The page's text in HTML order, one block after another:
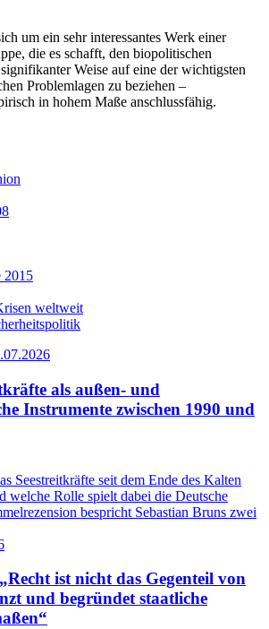
um ein sehr interessantes Werk einer
die es schafft, den biopolitischen
Weise auf eine der wichtigsten
Problemlagen zu beziehen –
in hohem Maße anschlussfähig.
2015
weltweit
als außen- und
Instrumente zwischen 1990 und
Seestreitkräfte seit dem Ende des Kalten
welche Rolle spielt dabei die Deutsche
bespricht Sebastian Bruns zwei
ist nicht das Gegenteil von
und begründet staatliche